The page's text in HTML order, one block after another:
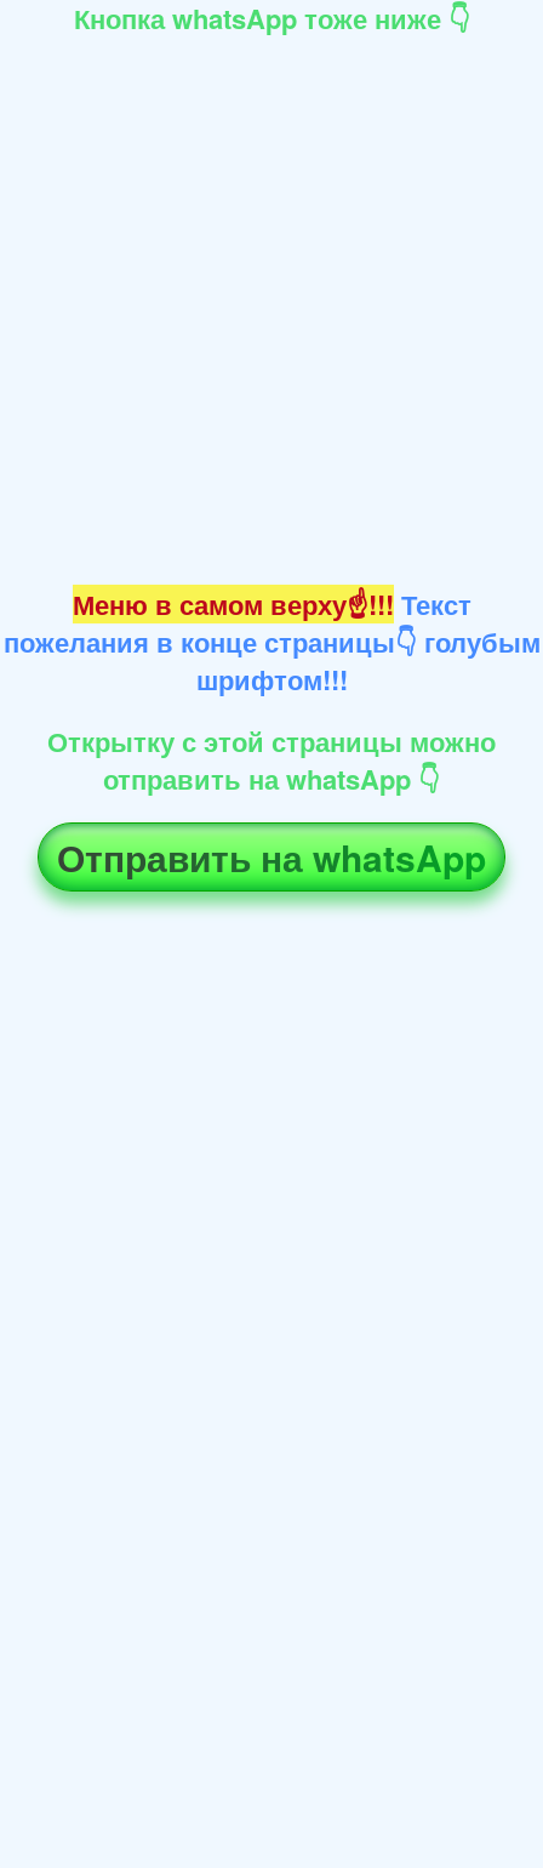
Кнопка whatsApp тоже ниже 👇
Меню в самом верху☝!!! Текст
пожелания в конце страницы👇 голубым
шрифтом!!!
Открытку с этой страницы можно
отправить на whatsApp 👇
Отправить на whatsApp